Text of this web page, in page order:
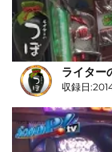
ライター
収録日